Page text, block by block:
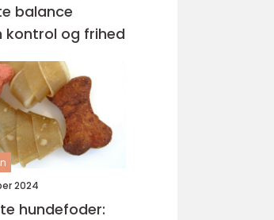
balance
kontrol og frihed
2024
hundefoder: